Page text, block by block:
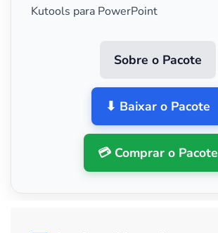
Kutools para PowerPoint
Sobre o Pacote
⬇ Baixar o Pacote
💳 Comprar o Pacote